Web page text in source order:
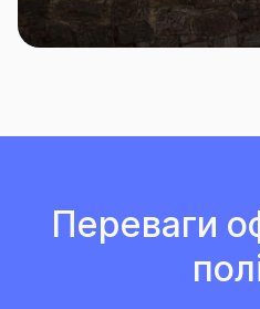
Переваги